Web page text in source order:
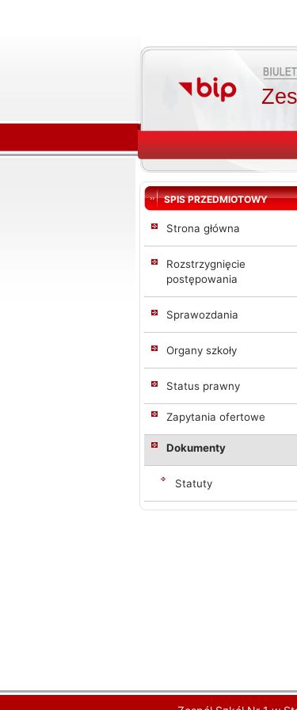
SPIS PRZEDMIOTOWY
Strona główna
Rozstrzygnięcie
postępowania
Sprawozdania
Organy szkoły
Status prawny
Zapytania ofertowe
Dokumenty
Statuty